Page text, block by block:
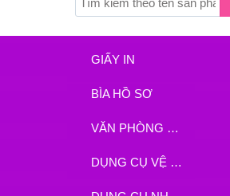
GIẤY IN
BÌA HỒ SƠ
VĂN PHÒNG PHẨM
DỤNG CỤ VỆ SINH